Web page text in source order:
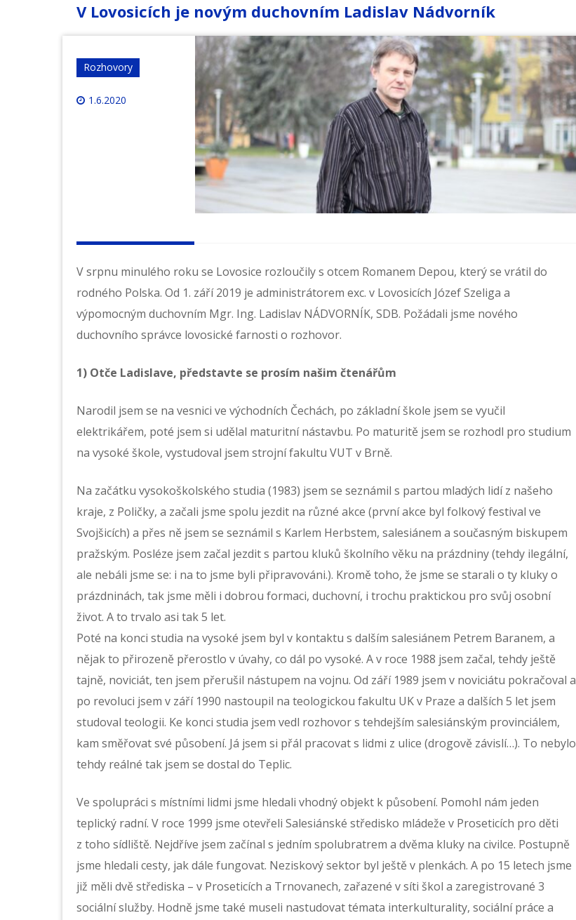
V Lovosicích je novým duchovním Ladislav Nádvorník
Rozhovory
1.6.2020
V srpnu minulého roku se Lovosice rozloučily s otcem Romanem Depou, který se vrátil do
rodného Polska. Od 1. září 2019 je administrátorem exc. v Lovosicích Józef Szeliga a
výpomocným duchovním Mgr. Ing. Ladislav NÁDVORNÍK, SDB. Požádali jsme nového
duchovního správce lovosické farnosti o rozhovor.
1) Otče Ladislave, představte se prosím našim čtenářům
Narodil jsem se na vesnici ve východních Čechách, po základní škole jsem se vyučil
elektrikářem, poté jsem si udělal maturitní nástavbu. Po maturitě jsem se rozhodl pro studium
na vysoké škole, vystudoval jsem strojní fakultu VUT v Brně.
Na začátku vysokoškolského studia (1983) jsem se seznámil s partou mladých lidí z našeho
kraje, z Poličky, a začali jsme spolu jezdit na různé akce (první akce byl folkový festival ve
Svojšicích) a přes ně jsem se seznámil s Karlem Herbstem, salesiánem a současným biskupem
pražským. Posléze jsem začal jezdit s partou kluků školního věku na prázdniny (tehdy ilegální,
ale nebáli jsme se: i na to jsme byli připravováni.). Kromě toho, že jsme se starali o ty kluky o
prázdninách, tak jsme měli i dobrou formaci, duchovní, i trochu praktickou pro svůj osobní
život. A to trvalo asi tak 5 let.
Poté na konci studia na vysoké jsem byl v kontaktu s dalším salesiánem Petrem Baranem, a
nějak to přirozeně přerostlo v úvahy, co dál po vysoké. A v roce 1988 jsem začal, tehdy ještě
tajně, noviciát, ten jsem přerušil nástupem na vojnu. Od září 1989 jsem v noviciátu pokračoval a
po revoluci jsem v září 1990 nastoupil na teologickou fakultu UK v Praze a dalších 5 let jsem
studoval teologii. Ke konci studia jsem vedl rozhovor s tehdejším salesiánským provinciálem,
kam směřovat své působení. Já jsem si přál pracovat s lidmi z ulice (drogově závislí…). To nebylo
tehdy reálné tak jsem se dostal do Teplic.
Ve spolupráci s místními lidmi jsme hledali vhodný objekt k působení. Pomohl nám jeden
teplický radní. V roce 1999 jsme otevřeli Salesiánské středisko mládeže v Proseticích pro děti
z toho sídliště. Nejdříve jsem začínal s jedním spolubratrem a dvěma kluky na civilce. Postupně
jsme hledali cesty, jak dále fungovat. Neziskový sektor byl ještě v plenkách. A po 15 letech jsme
již měli dvě střediska – v Proseticích a Trnovanech, zařazené v síti škol a zaregistrované 3
sociální služby. Hodně jsme také museli nastudovat témata interkulturality, sociální práce a